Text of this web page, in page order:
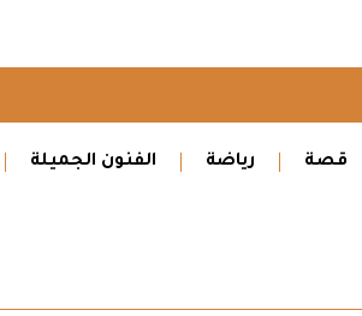
قصة رياضة الفنون الجميلة